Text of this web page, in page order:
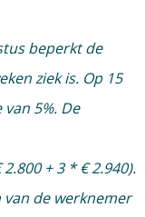
beperkt de
ziek is. Op 15
5%. De
+ 3 * € 2.940).
de werknemer